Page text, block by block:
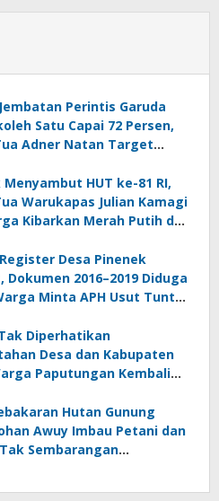
Perintis Garuda
Satu Capai 72 Persen,
Adner Natan Target
Menyambut HUT ke-81 RI,
Warukapas Julian Kamagi
Kibarkan Merah Putih dan
Desa Pinenek
Dokumen 2016–2019 Diduga
Minta APH Usut Tuntas
Diperhatikan
Desa dan Kabupaten
Paputungan Kembali
Perahu Hutan Gunung
Awuy Imbau Petani dan
Sembarangan